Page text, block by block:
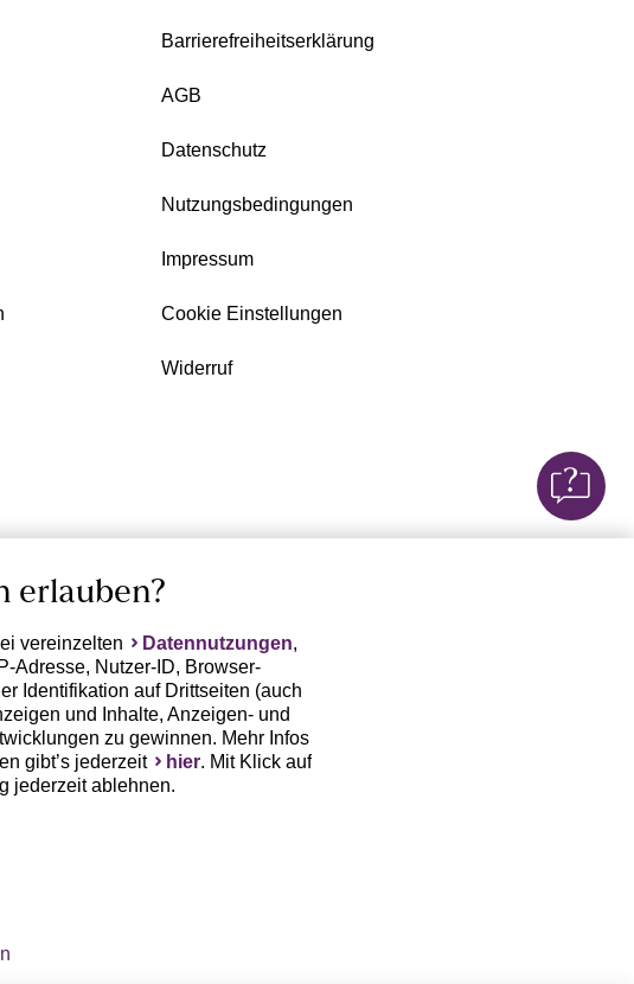
Barrierefreiheitserklärung
AGB
Datenschutz
Nutzungsbedingungen
Impressum
Cookie Einstellungen
Widerruf
erlauben?
vereinzelten Datennutzungen,
Adresse, Nutzer-ID, Browser-
Identifikation auf Drittseiten (auch
und Inhalte, Anzeigen- und
zu gewinnen. Mehr Infos
gibt’s jederzeit
hier. Mit Klick auf
jederzeit ablehnen.
Daten (Trackingdaten) oder die
Werbung sowie auch zu eigenen
Daten, sondern auch deren